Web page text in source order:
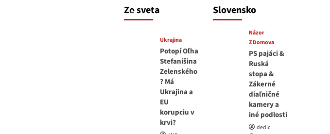
Zo sveta
medvedar
8. augusta 2026
Ukrajina
Potopí Oľha
Stefanišina
Zelenského
? Má
Ukrajina a
EU
korupciu v
krvi?
Slovensko
Názor
Z Domova
PS pajáci &
Ruská
stopa &
Zákerné
diaľničné
kamery a
iné podlosti
dedic